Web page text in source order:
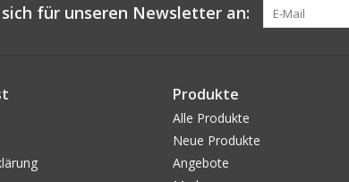
für unseren Newsletter an:
Produkte
Alle Produkte
Neue Produkte
Angebote